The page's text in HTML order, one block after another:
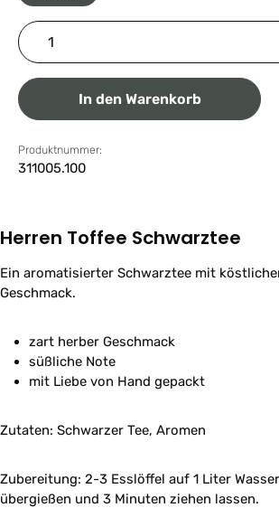
Produkt Anzahl: Gib den
In den Warenkorb
Produktnummer:
311005.100
Herren Toffee Schwarztee
Ein aromatisierter Schwarztee mit
Geschmack.
zart herber Geschmack
süßliche Note
mit Liebe von Hand gepackt
Zutaten: Schwarzer Tee, Aromen
Zubereitung: 2-3 Esslöffel auf 1 Liter
übergießen und 3 Minuten ziehen lassen.